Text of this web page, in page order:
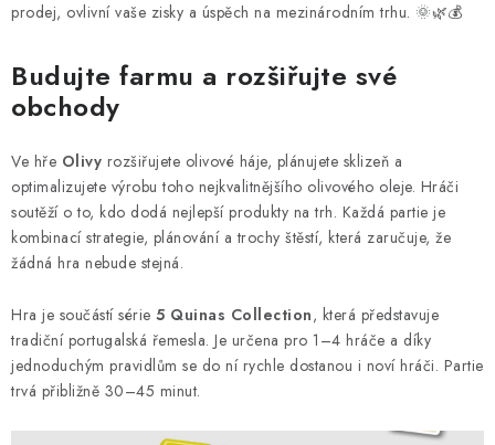
ZÁJMOVÉ ORGANIZACE
ZÁKLADNÍ A MATEŘSKÉ ŠKOLY, STŘEDNÍ ŠKOLY A
Obchodní podmínky
Doprava a platba
Podmínky ochrany osobních údajů
Věrnostní program Staň se bohémem!
Deskoherní kluby, DDM, knihovny a jiné zájmové organizace
Bohemian Games ve světle reflektorů
Kalendář akcí Bohemian Games 🎉
prodej, ovlivní vaše zisky a úspěch na mezinárodním trhu. 🌞🌿💰
Budujte farmu a rozšiřujte své
obchody
Ve hře Olivy rozšiřujete olivové háje, plánujete sklizeň a
optimalizujete výrobu toho nejkvalitnějšího olivového oleje. Hráči
soutěží o to, kdo dodá nejlepší produkty na trh. Každá partie je
kombinací strategie, plánování a trochy štěstí, která zaručuje, že
žádná hra nebude stejná.
Hra je součástí série 5 Quinas Collection, která představuje
tradiční portugalská řemesla. Je určena pro 1–4 hráče a díky
jednoduchým pravidlům se do ní rychle dostanou i noví hráči. Partie
trvá přibližně 30–45 minut.